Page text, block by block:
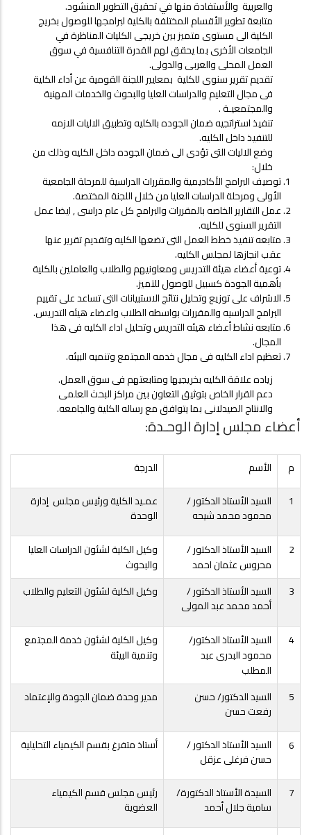
والعربية والأستفادة منها في تحقيق التطوير المنشود.
متابعة تطوير الأقسام المختلفة بالكلية لبرامجها للوصول بخريج
الكلية الى مستوى متميز بين خريجى الكليات المناظرة في
الجامعات الأخرى بما يحقق لهم القدرة التنافسية في سوق
العمل المحلى والعربى والدولى.
تقديم تقرير سنوى للكلية بمعايير اللجنة القومية عن أداء الكلية
فى مجال التعليم والدراسات العليا والبحوث والخدمات المهنية
والمجتمعيـة .
تنفيذ استراتجيه ضمان الجوده بالكليه وتطبيق الاليات الازمه
للتنفيذ داخل الكليه.
وضع الاليات التى تؤدى الى ضمان الجوده داخل الكليه وذلك من
خلال:
‌توصيف البرامج الأكاديمية والمقررات الدراسية للمرحلة الجامعية
الأولى ومرحلة الدراسات العليا من خلال اللجنة المختصة.
‌عمل التقارير الخاصه بالمقررات والبرامج كل عام دراسى , ايضا عمل
التقرير السنوى للكليه.
‌متابعه تنفيذ خطط العمل التى تضعها الكليه وتقديم تقرير عنها
عقب انجازها لمجلس الكليه.
‌توعية أعضاء هيئة التدريس ومعاونيهم والطلاب والعاملين بالكلية
بأهمية الجودة كسبيل للوصول للتميز.
‌الاشراف على توزيع وتحليل نتائج الاستبيانات التى تساعد على تقييم
البرامج الدراسيه والمقررات بواسطه الطلاب واعضاء هيئه التدريس.
‌متابعه نشاط أعضاء هيئه التدريس وتحليل اداء الكليه فى هذا
المجال.
تعظيم اداء الكليه فى مجال خدمه المجتمع وتنميه البيئه.
زياده علاقة الكليه بخريجيها ومتابعتهم فى سوق العمل.
دعم القرار الخاص بتوثيق التعاون بين مراكز البحث العلمى
والانتاج الصيدلانى بما يتوافق مع رساله الكلية والجامعه.
أعضاء مجلس إدارة الوحـدة:
م الأسم
الدرجة
1
السيد الأستاذ الدكتور /
محمود محمد شيحه
عمـيد الكلية ورئيس مجلس إدارة
الوحدة
2
السيد الأستاذ الدكتور /
محروس عثمان احمد
وكيل الكلية لشئون الدراسات العليا
والبحوث
3
السيد الأستاذ الدكتور /
أحمد محمد عبد المولى
وكيل الكلية لشئون التعليم والطلاب
4
السيد الأستاذ الدكتور/
محمود البدرى عبد
المطلب
وكيل الكلية لشئون خدمة المجتمع
وتنمية البيئة
5
السيد الدكتور/ حسن
رفعت حسن
مدير وحدة ضمان الجودة والإعتماد
6
السيد الأستاذ الدكتور /
حسن فرغلى عزقل
أستاذ متفرغ بقسم الكيمياء التحليلية
7
السيدة الأستاذ الدكتورة/
سامية جلال أحمد
رئيس مجلس قسم الكيمياء
العضوية